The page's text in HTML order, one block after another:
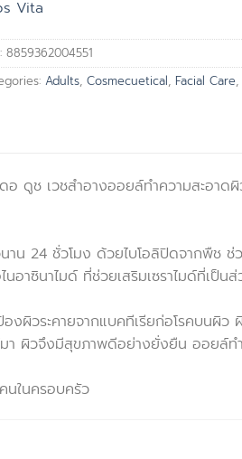
8859362004551
Adults, Cosmecuetical, Facial Care,
ดอ ดูช เวชสำอางออยล์ทำความสะอ
น 24 ชั่วโมง ด้วยไบโอลิปิดจากพืช ช่
าซินาไมด์ ที่ช่วยเสริมเซราไมด์ที่เป็
ผิวระคายจากแบคทีเรียก่อโรคบนผิว
า ผิวจึงมีสุขภาพดีอย่างยั่งยืน ออยล์ท
นในครอบครัว